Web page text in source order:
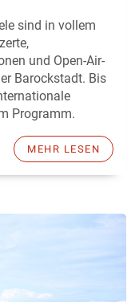
sind in vollem
und Open-Air-
Barockstadt. Bis
Programm.
MEHR LESEN